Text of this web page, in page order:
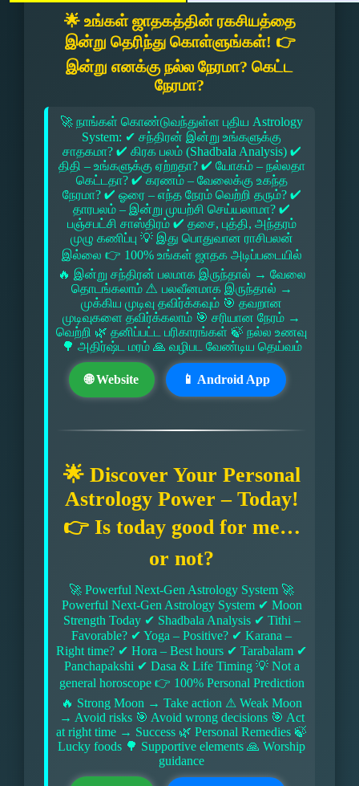
🌟 உங்கள் ஜாதகத்தின் ரகசியத்தை
இன்று தெரிந்து கொள்ளுங்கள்! 👉
இன்று எனக்கு நல்ல நேரமா? கெட்ட
நேரமா?
🚀 நாங்கள் கொண்டுவந்துள்ள புதிய Astrology
System: ✔ சந்திரன் இன்று உங்களுக்கு
சாதகமா? ✔ கிரக பலம் (Shadbala Analysis) ✔
திதி – உங்களுக்கு ஏற்றதா? ✔ யோகம் – நல்லதா
கெட்டதா? ✔ கரணம் – வேலைக்கு உகந்த
நேரமா? ✔ ஓரை – எந்த நேரம் வெற்றி தரும்? ✔
தாரபலம் – இன்று முயற்சி செய்யலாமா? ✔
பஞ்சபட்சி சாஸ்திரம் ✔ தசை, புத்தி, அந்தரம்
முழு கணிப்பு 💡 இது பொதுவான ராசிபலன்
இல்லை 👉 100% உங்கள் ஜாதக அடிப்படையில்
🔥 இன்று சந்திரன் பலமாக இருந்தால் → வேலை
தொடங்கலாம் ⚠ பலவீனமாக இருந்தால் →
முக்கிய முடிவு தவிர்க்கவும் 🎯 தவறான
முடிவுகளை தவிர்க்கலாம் 🎯 சரியான நேரம் →
வெற்றி 🌿 தனிப்பட்ட பரிகாரங்கள் 🍃 நல்ல உணவு
🌳 அதிர்ஷ்ட மரம் 🙏 வழிபட வேண்டிய தெய்வம்
🌐 Website 📱 Android App
🌟 Discover Your Personal
Astrology Power – Today!
👉 Is today good for me…
or not?
🚀 Powerful Next-Gen Astrology System 🚀
Powerful Next-Gen Astrology System ✔ Moon
Strength Today ✔ Shadbala Analysis ✔ Tithi –
Favorable? ✔ Yoga – Positive? ✔ Karana –
Right time? ✔ Hora – Best hours ✔ Tarabalam ✔
Panchapakshi ✔ Dasa & Life Timing 💡 Not a
general horoscope 👉 100% Personal Prediction
🔥 Strong Moon → Take action ⚠ Weak Moon
→ Avoid risks 🎯 Avoid wrong decisions 🎯 Act
at right time → Success 🌿 Personal Remedies 🍃
Lucky foods 🌳 Supportive elements 🙏 Worship
guidance